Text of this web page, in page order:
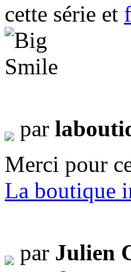
cette série et
par
Merci pour
La boutique
par Julien